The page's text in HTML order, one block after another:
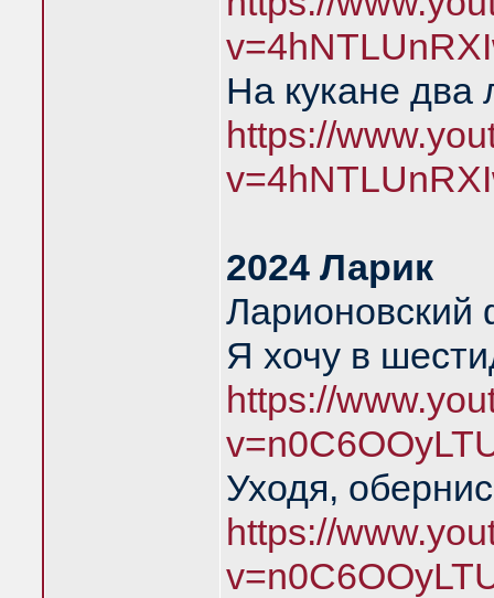
На кукане два
https://
2024 Ларик
Ларионовский
Я хочу в
https://
Уходя,
https://